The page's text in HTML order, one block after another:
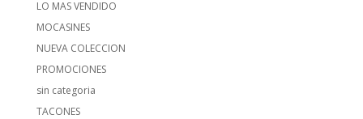
LO MAS VENDIDO
MOCASINES
NUEVA COLECCION
PROMOCIONES
sin categoria
TACONES